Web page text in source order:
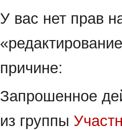
ккУ вас нет прав
причине:
Запрошенное
из группы